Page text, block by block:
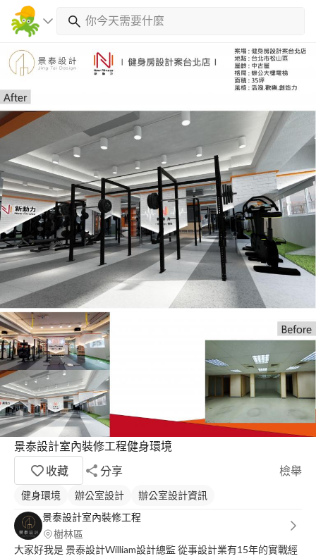
景泰設計室內裝修工程健身環境
收藏
分享 檢舉
健身環境 辦公室設計
辦公室設計資訊
景泰設計室內裝修工程
樹林區
大家好我是 景泰設計William設計總監 從事設計業有15年的實戰經